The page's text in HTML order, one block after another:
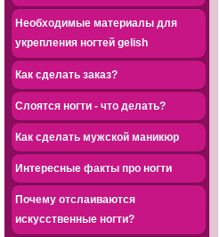
Необходимые материалы для
укрепления ногтей gelish
Как сделать заказ?
Слоятся ногти - что делать?
Как сделать мужской маникюр
Интересные факты про ногти
Почему отслаиваются
искусственные ногти?